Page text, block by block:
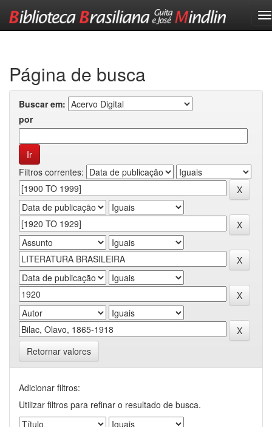
Página de busca
Buscar em:
por
Filtros correntes:
Retornar valores
Adicionar filtros:
Utilizar filtros para refinar o resultado de busca.